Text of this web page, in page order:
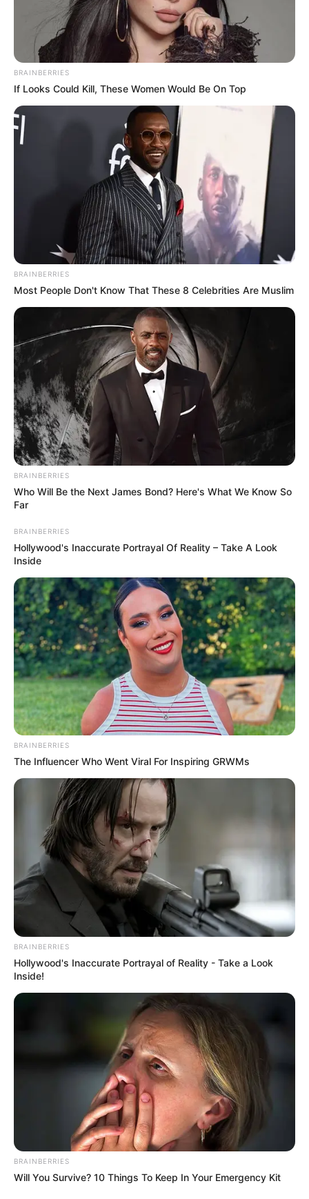
Bollywood’s Boldest Dance Scenes Still Trending
BRAINBERRIES
See The Incredible Physical Transformations Of
These Stars
BRAINBERRIES
Why Did He Leave At The Peak Of This Show's Run?
BRAINBERRIES
The 90s Was A Fantastic Decade For Fans Of Action
Movies
BRAINBERRIES
Is There An Intersex Whale? This Finding Baffles
Science
Take A Look At Demi Moore's Most Iconic And
Provocative Roles
BRAINBERRIES
BRAINBERRIES
If Looks Could Kill, These Women Would Be On Top
BRAINBERRIES
Most People Don't Know That These 8 Celebrities Are Muslim
BRAINBERRIES
Who Will Be the Next James Bond? Here's What We Know So
Far
BRAINBERRIES
Hollywood's Inaccurate Portrayal Of Reality – Take A Look
Inside
BRAINBERRIES
The Influencer Who Went Viral For Inspiring GRWMs
BRAINBERRIES
Hollywood's Inaccurate Portrayal of Reality - Take a Look
Inside!
BRAINBERRIES
Will You Survive? 10 Things To Keep In Your Emergency Kit